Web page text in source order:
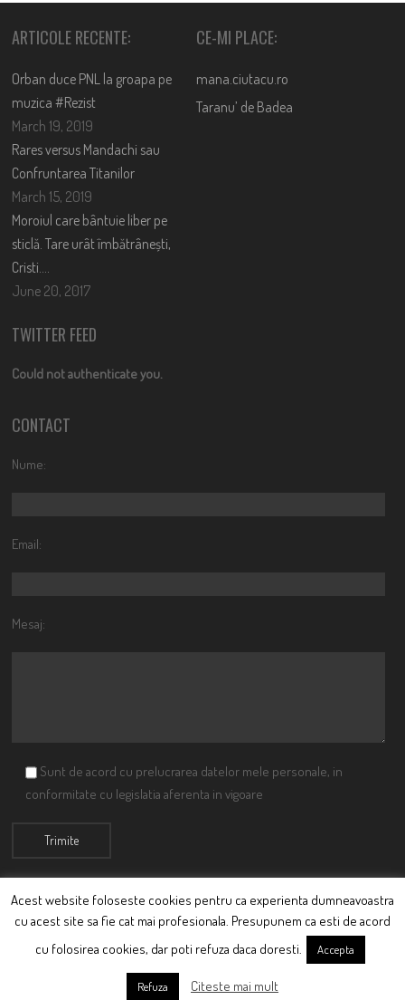
ARTICOLE RECENTE:
Orban duce PNL la groapa pe
muzica #Rezist
March 19, 2019
Rares versus Mandachi sau
Confruntarea Titanilor
March 15, 2019
Moroiul care bântuie liber pe
sticlă. Tare urât îmbătrânești,
Cristi….
June 20, 2017
CE-MI PLACE:
mana.ciutacu.ro
Taranu’ de Badea
TWITTER FEED
Could not authenticate you.
CONTACT
Nume:
Email:
Mesaj:
Sunt de acord cu prelucrarea datelor mele personale, in
conformitate cu legislatia aferenta in vigoare
© Ciutacu 2015 Parte a Imperiului Ciutacesc.
Acest website foloseste cookies pentru ca experienta dumneavoastra
cu acest site sa fie cat mai profesionala. Presupunem ca esti de acord
cu folosirea cookies, dar poti refuza daca doresti.
Accepta
Refuza Citeste mai mult